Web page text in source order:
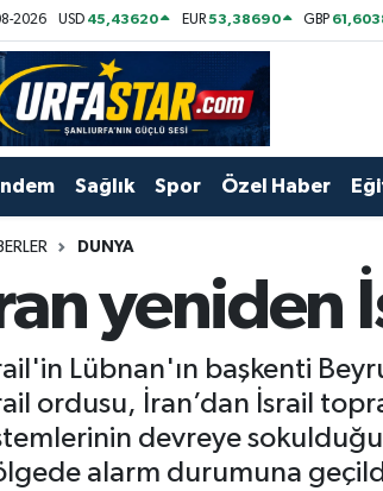
2026 USD 45,43620 EUR53,38690 GBP
Sağlık Spor Özel Haber
DUNYA
yeniden
Lübnan'ın başkenti
ordusu, İran’dan İsrail
devreye
alarm durumuna
Eczaneler
Durumu
Yoğunluk Haritası
Durumu ve Fikstür